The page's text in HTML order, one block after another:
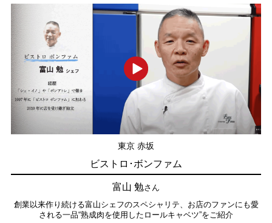
東京 赤坂
ビストロ･ボンファム
富山 勉さん
創業以来作り続ける富山シェフのスペシャリテ、お店のファンにも愛
される一品“熟成肉を使用したロールキャベツ”をご紹介